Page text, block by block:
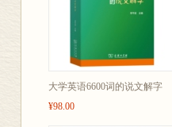
大学英语6600词的说文解字
¥98.00